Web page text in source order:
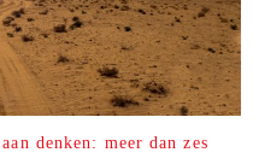
denken: meer dan zes